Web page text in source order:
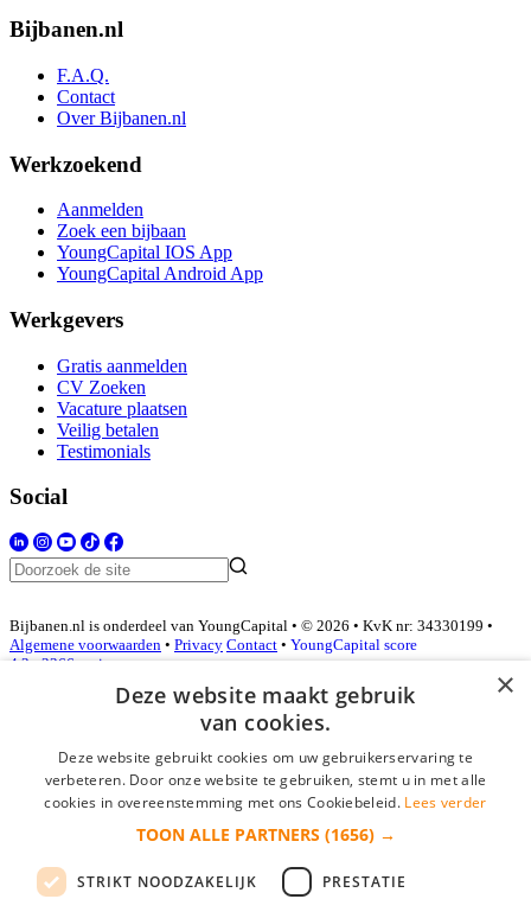
Bijbanen.nl
F.A.Q.
Contact
Over Bijbanen.nl
Werkzoekend
Aanmelden
Zoek een bijbaan
YoungCapital IOS App
YoungCapital Android App
Werkgevers
Gratis aanmelden
CV Zoeken
Vacature plaatsen
Veilig betalen
Testimonials
Social
Bijbanen.nl is onderdeel van YoungCapital • © 2026 • KvK nr: 34330199 •
Algemene voorwaarden • Privacy Contact • YoungCapital score
4.3 - 3366 reviews
Inloggen als bedrijf
*
login gegevens onthouden
×
Deze website maakt gebruik
van cookies.
Deze website gebruikt cookies om uw gebruikerservaring te
verbeteren. Door onze website te gebruiken, stemt u in met alle
cookies in overeenstemming met ons Cookiebeleid. Lees verder
TOON ALLE PARTNERS (1656) →
STRIKT NOODZAKELIJK PRESTATIE